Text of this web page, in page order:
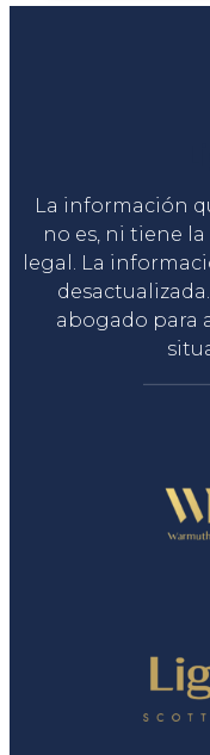
La información
no es, ni tiene
legal. La
abogado para